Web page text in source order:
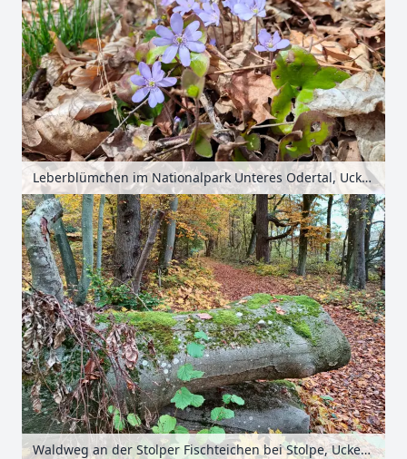
Leberblümchen im Nationalpark Unteres Odertal, Uckermark, Brandenburg, Deutschland
Waldweg an der Stolper Fischteichen bei Stolpe, Uckermark, Brandenburg, Deutschland